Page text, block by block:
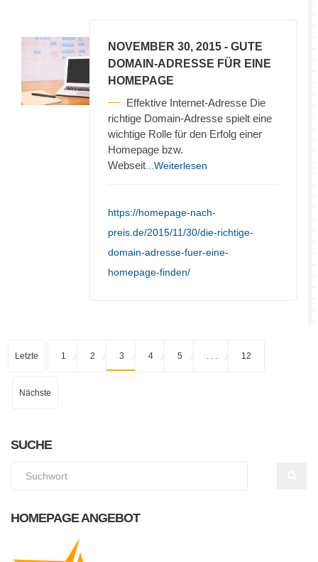
NOVEMBER 30, 2015 - GUTE
DOMAIN-ADRESSE FÜR EINE
HOMEPAGE
Effektive Internet-Adresse Die
richtige Domain-Adresse spielt eine
wichtige Rolle für den Erfolg einer
Homepage bzw.
Webseit ...Weiterlesen
https://homepage-nach-
preis.de/2015/11/30/die-richtige-
domain-adresse-fuer-eine-
homepage-finden/
Letzte 1 2 3 4 5 12
Nächste
SUCHE
HOMEPAGE ANGEBOT